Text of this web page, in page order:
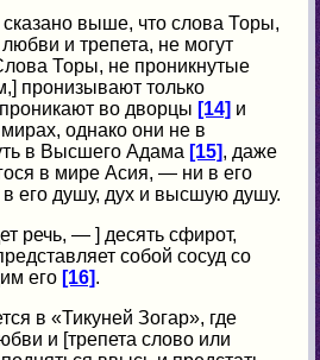
выше, что слова Торы,
и трепета, не могут
Торы, не проникнутые
пронизывают только
во дворцы [14] и
однако они не в
в Высшего Адама [15], даже
в мире Асия, — ни в его
его душу, дух и высшую душу.
речь, — ] десять сфирот,
собой сосуд со
его [16].
в «Тикуней Зогар», где
и [трепета слово или